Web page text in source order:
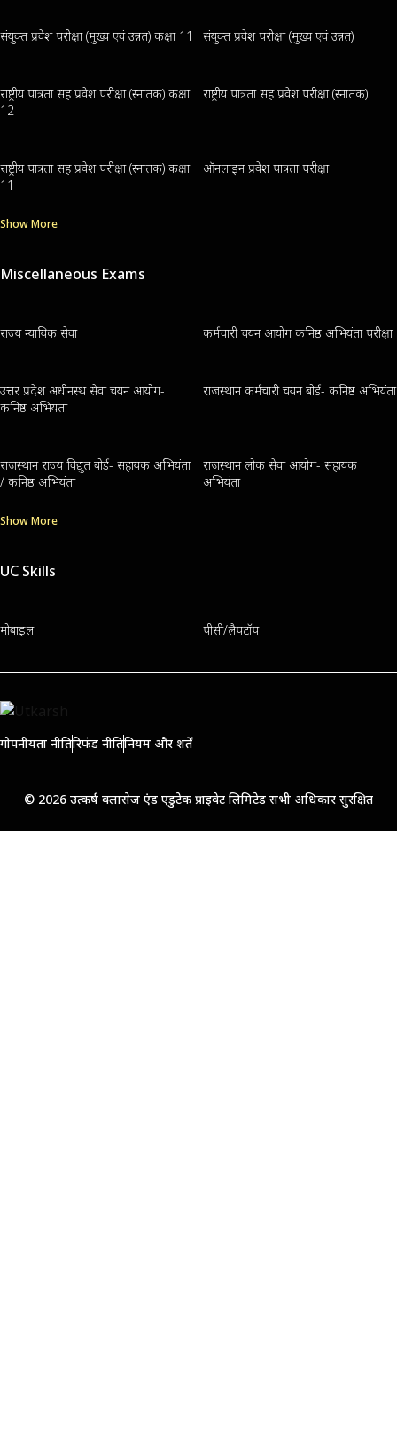
संयुक्त प्रवेश परीक्षा (मुख्य एवं उन्नत) कक्षा 11 संयुक्त प्रवेश परीक्षा (मुख्य एवं उन्नत)
राष्ट्रीय पात्रता सह प्रवेश परीक्षा (स्नातक) कक्षा
12
राष्ट्रीय पात्रता सह प्रवेश परीक्षा (स्नातक)
राष्ट्रीय पात्रता सह प्रवेश परीक्षा (स्नातक) कक्षा
11
ऑनलाइन प्रवेश पात्रता परीक्षा
Show More
Miscellaneous Exams
राज्य न्यायिक सेवा कर्मचारी चयन आयोग कनिष्ठ अभियंता परीक्षा
उत्तर प्रदेश अधीनस्थ सेवा चयन आयोग-
कनिष्ठ अभियंता
राजस्थान कर्मचारी चयन बोर्ड- कनिष्ठ अभियंता
राजस्थान राज्य विद्युत बोर्ड- सहायक अभियंता
/ कनिष्ठ अभियंता
राजस्थान लोक सेवा आयोग- सहायक
अभियंता
Show More
UC Skills
मोबाइल पीसी/लैपटॉप
गोपनीयता नीतिरिफंड नीतिनियम और शर्तें
© 2026 उत्कर्ष क्लासेज एंड एडुटेक प्राइवेट लिमिटेड सभी अधिकार सुरक्षित